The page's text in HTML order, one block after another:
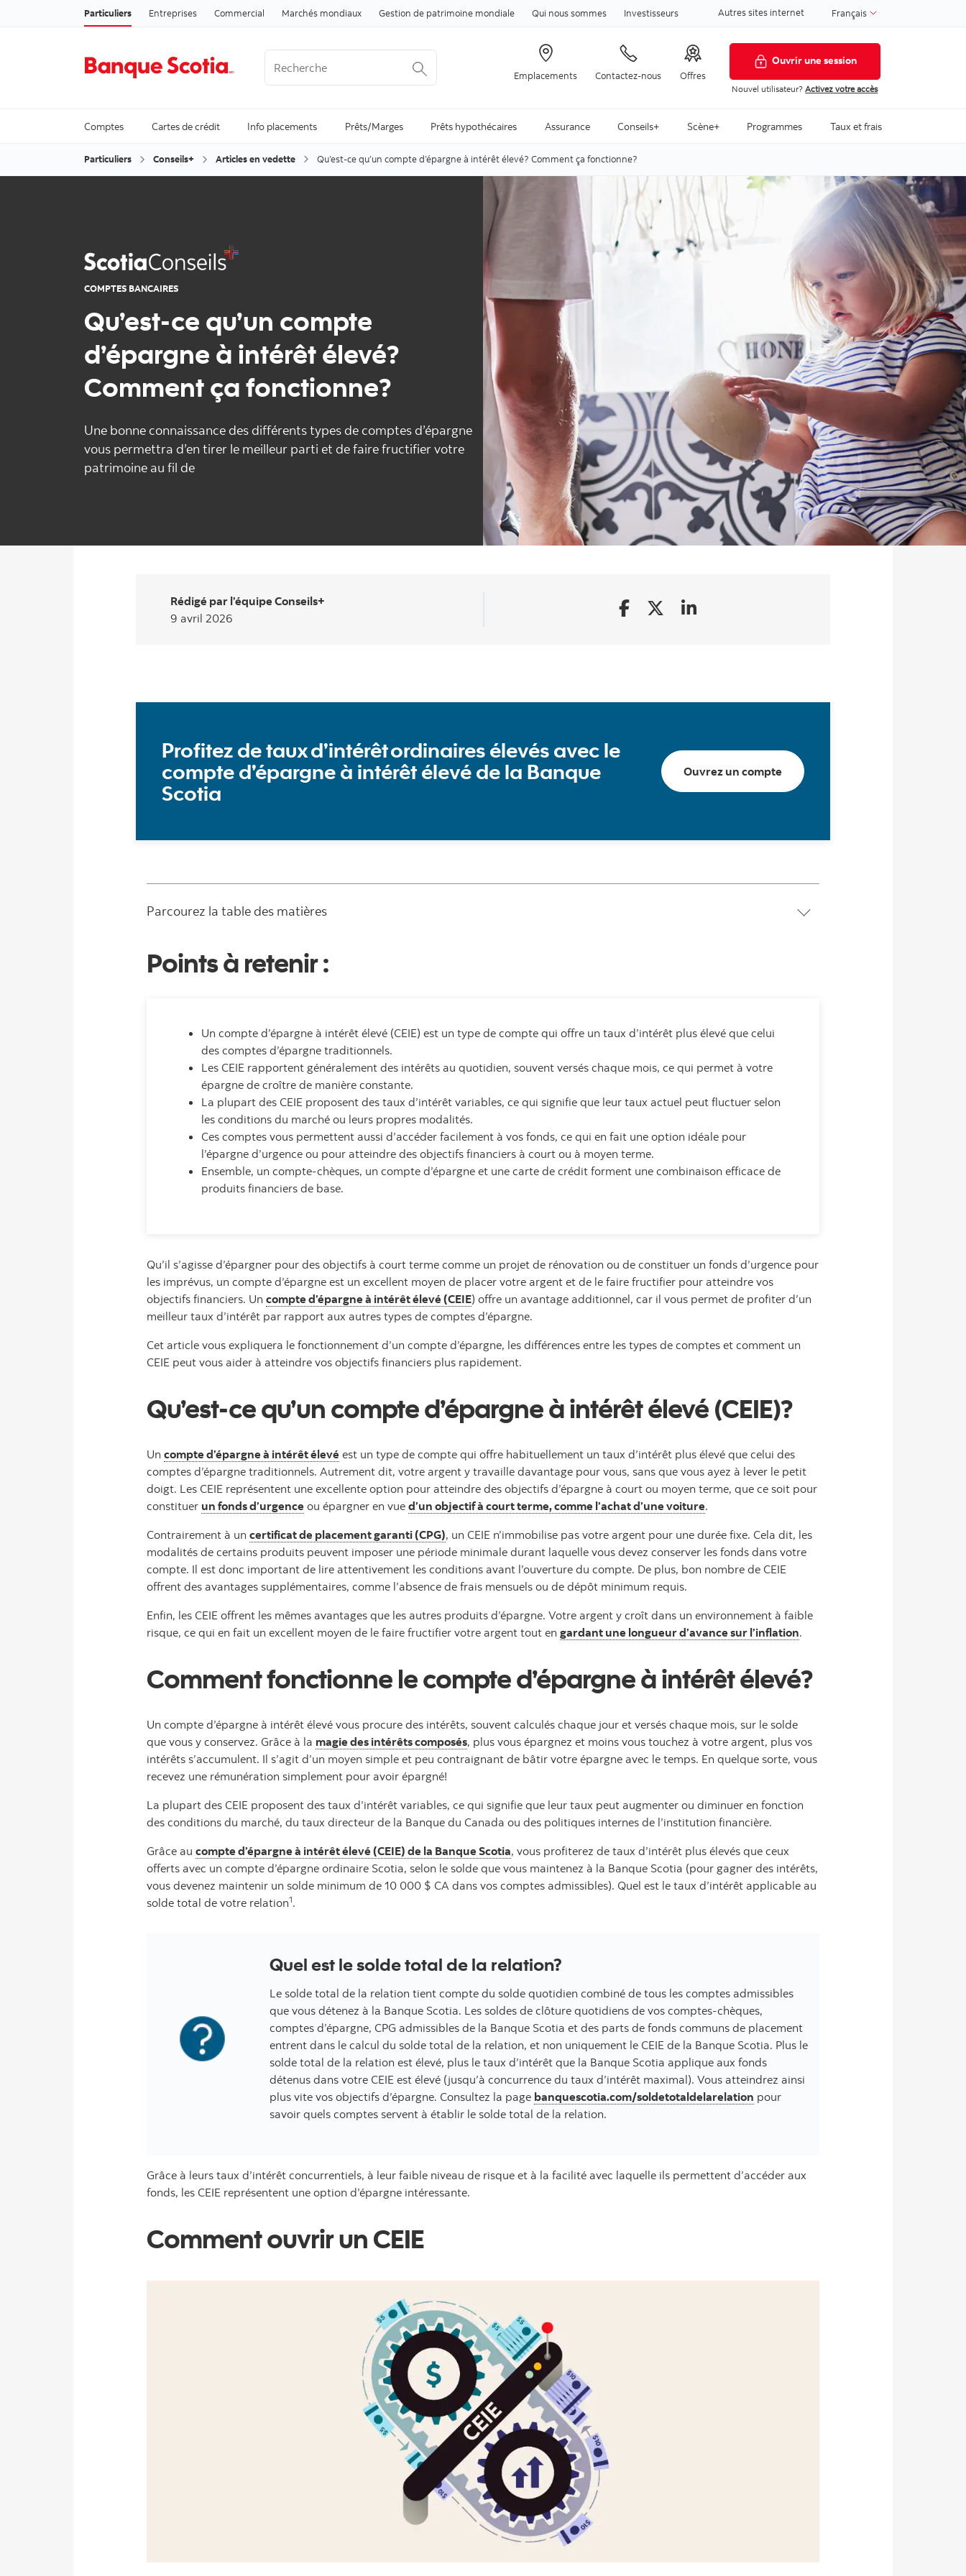
Passer au contenu
Particuliers Entreprises Commercial Marchés mondiaux Gestion de patrimoine mondiale Qui nous sommes Investisseurs Autres sites internet Français
Emplacements Contactez-nous Offres
Ouvrir une session
Nouvel utilisateur?Activez votre accès
Comptes Cartes de crédit Info placements Prêts/Marges Prêts hypothécaires Assurance Conseils+ Scène+ Programmes Taux et frais
Particuliers Conseils+ Articles en vedette Qu’est-ce qu’un compte d’épargne à intérêt élevé? Comment ça fonctionne?
COMPTES BANCAIRES
Qu’est-ce qu’un compte
d’épargne à intérêt élevé?
Comment ça fonctionne?
Une bonne connaissance des différents types de comptes d’épargne
vous permettra d’en tirer le meilleur parti et de faire fructifier votre
patrimoine au fil de
Rédigé par l’équipe Conseils+
9 avril 2026
Profitez de taux d’intérêt ordinaires élevés avec le
compte d’épargne à intérêt élevé de la Banque
Scotia
Ouvrez un compte Ouvrez un compte
Parcourez la table des matières
Points à retenir :
Un compte d’épargne à intérêt élevé (CEIE) est un type de compte qui offre un taux d’intérêt plus élevé que celui
des comptes d’épargne traditionnels.
Les CEIE rapportent généralement des intérêts au quotidien, souvent versés chaque mois, ce qui permet à votre
épargne de croître de manière constante.
La plupart des CEIE proposent des taux d’intérêt variables, ce qui signifie que leur taux actuel peut fluctuer selon
les conditions du marché ou leurs propres modalités.
Ces comptes vous permettent aussi d’accéder facilement à vos fonds, ce qui en fait une option idéale pour
l’épargne d’urgence ou pour atteindre des objectifs financiers à court ou à moyen terme.
Ensemble, un compte-chèques, un compte d’épargne et une carte de crédit forment une combinaison efficace de
produits financiers de base.
Qu’il s’agisse d’épargner pour des objectifs à court terme comme un projet de rénovation ou de constituer un fonds d’urgence pour
les imprévus, un compte d’épargne est un excellent moyen de placer votre argent et de le faire fructifier pour atteindre vos
objectifs financiers. Un compte d’épargne à intérêt élevé (CEIE) offre un avantage additionnel, car il vous permet de profiter d’un
meilleur taux d’intérêt par rapport aux autres types de comptes d’épargne.
Cet article vous expliquera le fonctionnement d’un compte d’épargne, les différences entre les types de comptes et comment un
CEIE peut vous aider à atteindre vos objectifs financiers plus rapidement.
Qu’est-ce qu’un compte d’épargne à intérêt élevé (CEIE)?
Un compte d’épargne à intérêt élevé est un type de compte qui offre habituellement un taux d’intérêt plus élevé que celui des
comptes d’épargne traditionnels. Autrement dit, votre argent y travaille davantage pour vous, sans que vous ayez à lever le petit
doigt. Les CEIE représentent une excellente option pour atteindre des objectifs d’épargne à court ou moyen terme, que ce soit pour
constituer un fonds d’urgence ou épargner en vue d’un objectif à court terme, comme l’achat d’une voiture.
Contrairement à un certificat de placement garanti (CPG), un CEIE n’immobilise pas votre argent pour une durée fixe. Cela dit, les
modalités de certains produits peuvent imposer une période minimale durant laquelle vous devez conserver les fonds dans votre
compte. Il est donc important de lire attentivement les conditions avant l’ouverture du compte. De plus, bon nombre de CEIE
offrent des avantages supplémentaires, comme l’absence de frais mensuels ou de dépôt minimum requis.
Enfin, les CEIE offrent les mêmes avantages que les autres produits d’épargne. Votre argent y croît dans un environnement à faible
risque, ce qui en fait un excellent moyen de le faire fructifier votre argent tout en gardant une longueur d’avance sur l’inflation.
Comment fonctionne le compte d’épargne à intérêt élevé?
Un compte d’épargne à intérêt élevé vous procure des intérêts, souvent calculés chaque jour et versés chaque mois, sur le solde
que vous y conservez. Grâce à la magie des intérêts composés, plus vous épargnez et moins vous touchez à votre argent, plus vos
intérêts s’accumulent. Il s’agit d’un moyen simple et peu contraignant de bâtir votre épargne avec le temps. En quelque sorte, vous
recevez une rémunération simplement pour avoir épargné!
La plupart des CEIE proposent des taux d’intérêt variables, ce qui signifie que leur taux peut augmenter ou diminuer en fonction
des conditions du marché, du taux directeur de la Banque du Canada ou des politiques internes de l’institution financière.
Grâce au compte d’épargne à intérêt élevé (CEIE) de la Banque Scotia, vous profiterez de taux d’intérêt plus élevés que ceux
offerts avec un compte d’épargne ordinaire Scotia, selon le solde que vous maintenez à la Banque Scotia (pour gagner des intérêts,
vous devenez maintenir un solde minimum de 10 000 $ CA dans vos comptes admissibles). Quel est le taux d’intérêt applicable au
solde total de votre relation1.
Quel est le solde total de la relation?
Le solde total de la relation tient compte du solde quotidien combiné de tous les comptes admissibles
que vous détenez à la Banque Scotia. Les soldes de clôture quotidiens de vos comptes-chèques,
comptes d’épargne, CPG admissibles de la Banque Scotia et des parts de fonds communs de placement
entrent dans le calcul du solde total de la relation, et non uniquement le CEIE de la Banque Scotia. Plus le
solde total de la relation est élevé, plus le taux d’intérêt que la Banque Scotia applique aux fonds
détenus dans votre CEIE est élevé (jusqu’à concurrence du taux d’intérêt maximal). Vous atteindrez ainsi
plus vite vos objectifs d’épargne. Consultez la page banquescotia.com/soldetotaldelarelation pour
savoir quels comptes servent à établir le solde total de la relation.
Grâce à leurs taux d’intérêt concurrentiels, à leur faible niveau de risque et à la facilité avec laquelle ils permettent d’accéder aux
fonds, les CEIE représentent une option d’épargne intéressante.
Comment ouvrir un CEIE